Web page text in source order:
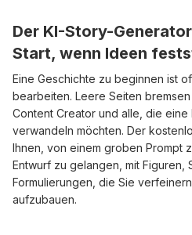
Der KI-Story-
Start, wenn Ideen
Eine Geschichte zu beginnen ist
bearbeiten. Leere Seiten
Content Creator und alle, die
verwandeln möchten. Der
Ihnen, von einem groben Prompt
Entwurf zu gelangen, mit Figuren,
Formulierungen, die Sie
aufzubauen.